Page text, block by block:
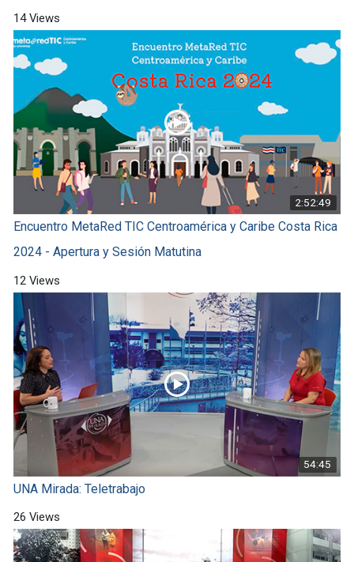
14 Views
2:52:49
Encuentro MetaRed TIC Centroamérica y Caribe Costa Rica
2024 - Apertura y Sesión Matutina
12 Views
54:45
UNA Mirada: Teletrabajo
26 Views